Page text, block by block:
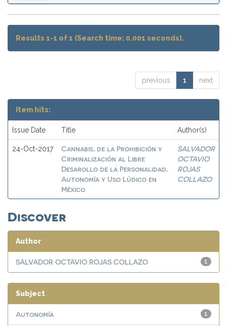
Results 1-1 of 1 (Search time: 0.001 seconds).
previous 1 next
Item hits:
Issue Date Title Author(s)
24-Oct-2017
Cannabis, de la Prohibición y
Criminalización al Libre
Desarollo de la Personalidad,
Autonomía y Uso Lúdico en
México
SALVADOR
OCTAVIO
ROJAS
COLLAZO
Discover
Author
1
SALVADOR OCTAVIO ROJAS COLLAZO
Subject
1
Autonomía